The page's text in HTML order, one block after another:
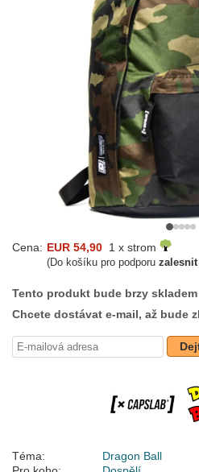
Cena: EUR 54,90 1 x strom
(Do košíku pro podporu zalesnit
Tento produkt bude brzy skladem
Chcete dostávat e-mail, až bude
Téma:
Dragon Ball